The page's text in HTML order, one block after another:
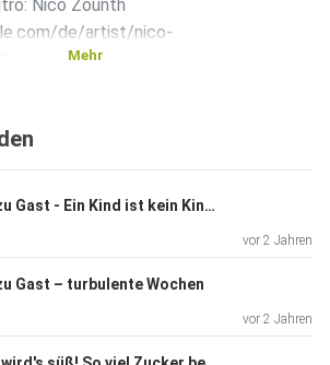
Nico Zounth
de/artist/nico-
Mehr
#36 Nico zu Gast - Ein Kind ist kein Kind?
vor 2 Jahren
Gast – turbulente Wochen
vor 2 Jahren